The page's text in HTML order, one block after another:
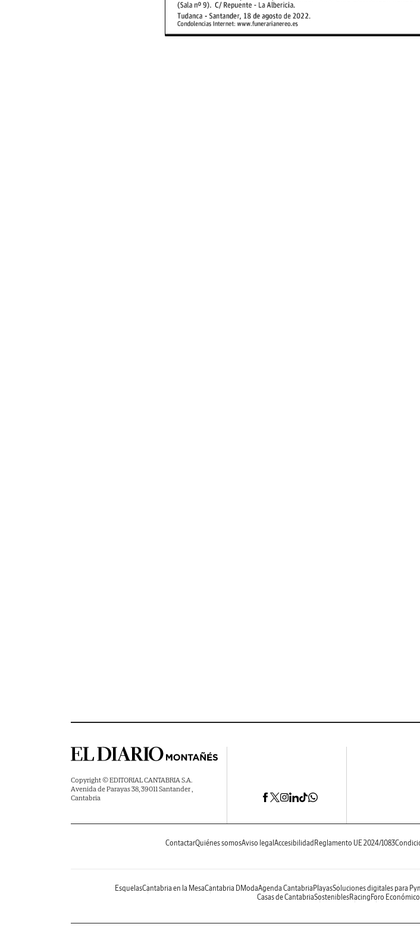
Copyright © EDITORIAL CANTABRIA S.A.
Avenida de Parayas 38, 39011 Santander ,
Cantabria
ContactarQuiénes somosAviso legal Accesibilidad Reglamento UE 2024/1083
EsquelasCantabria en la MesaCantabria DModaAgenda Cantabria PlayasSoluciones digitales para
Casas de CantabriaSosteniblesRacing Foro Económico